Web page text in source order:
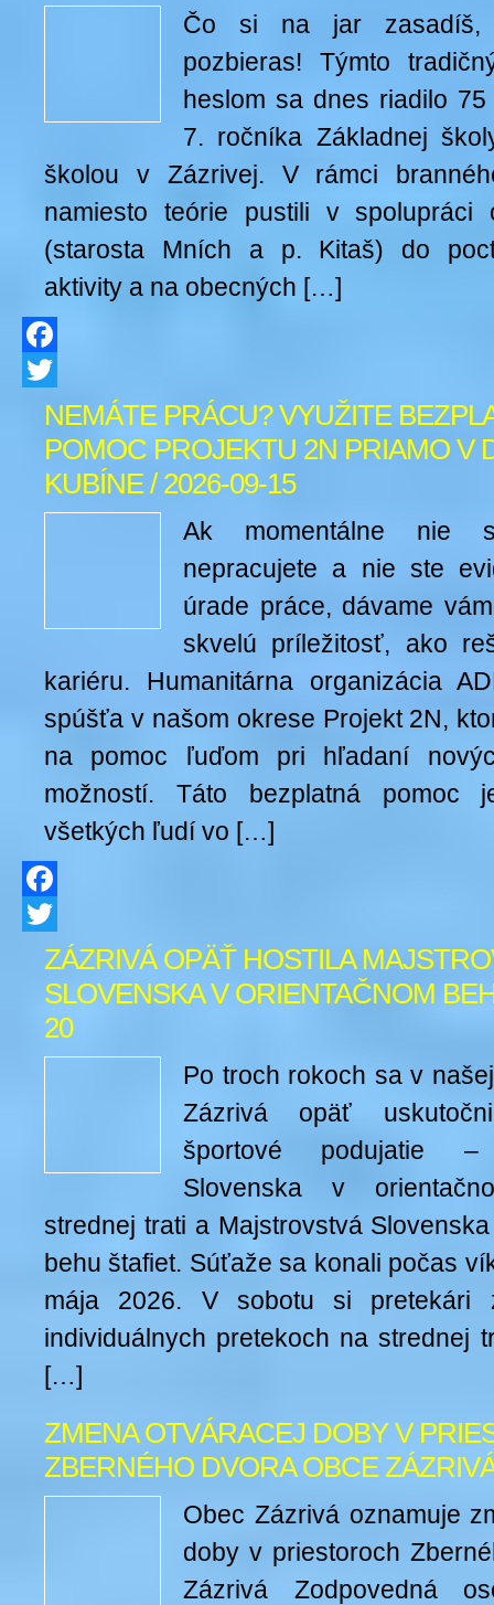
Čo si na jar
pozbieras! Týmto
heslom sa dnes riadilo
7. ročníka Základnej
školou v Zázrivej. V rámci
namiesto teórie pustili v spolupráci
(starosta Mních a p. Kitaš) do
aktivity a na obecných […]
Facebook
Twitter
NEMÁTE PRÁCU? VYUŽITE
POMOC PROJEKTU 2N PRIAMO V
KUBÍNE / 2026-09-15
Ak momentálne nie
nepracujete a nie ste
úrade práce, dávame
skvelú príležitosť, ako
kariéru. Humanitárna organizácia
spúšťa v našom okrese Projekt 2N,
na pomoc ľuďom pri hľadaní
možností. Táto bezplatná pomoc
všetkých ľudí vo […]
Facebook
Twitter
ZÁZRIVÁ OPÄŤ HOSTILA
SLOVENSKA V ORIENTAČNOM
20
Po troch rokoch sa v
Zázrivá opäť
športové podujatie –
Slovenska v
strednej trati a Majstrovstvá
behu štafiet. Súťaže sa konali počas
mája 2026. V sobotu si pretekári
individuálnych pretekoch na strednej
[…]
ZMENA OTVÁRACEJ DOBY V
ZBERNÉHO DVORA OBCE
Obec Zázrivá oznamuje
doby v priestoroch
Zázrivá Zodpovedná